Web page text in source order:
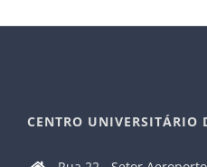
CENTRO UNIVERSITÁRIO